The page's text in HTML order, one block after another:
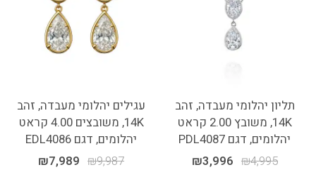
תליון יהלומי מעבדה, זהב
14K, משובץ 2.00 קראט
יהלומים, דגם PDL4087
₪4,995
₪3,996
עגילים יהלומי מעבדה, זהב
14K, משובצים 4.00 קראט
יהלומים, דגם EDL4086
₪9,987
₪7,989